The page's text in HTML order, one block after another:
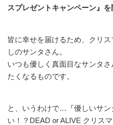
スプレゼントキャンペーン』を
皆に幸せを届けるため、クリ
しのサンタさん。
いつも優しく真面目なサンタ
たくなるものです。
と、いうわけで…『優しいサン
い！？DEAD or ALIVE クリス